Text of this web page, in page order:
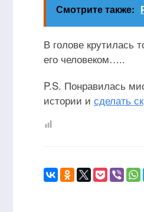
Смотрите также:
В голове крутилась
его человеком…..
P.S. Понравилась
истории и сделать